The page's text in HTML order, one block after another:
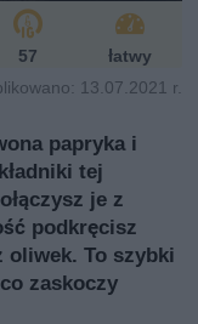
57
łatwy
13.07.2021 r.
papryka i
tej
je z
podkręcisz
To szybki
zaskoczy